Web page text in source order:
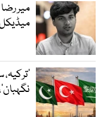
میر
میڈیکل